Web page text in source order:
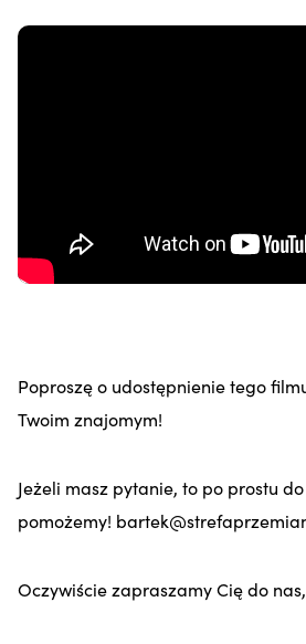
Poproszę o udostępnienie tego
Twoim znajomym!
Jeżeli masz pytanie, to po prostu
pomożemy!
Oczywiście zapraszamy Cię do